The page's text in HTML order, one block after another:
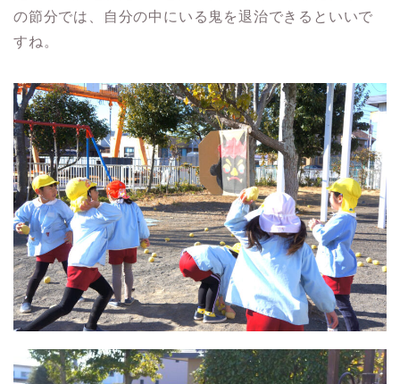
の節分では、自分の中にいる鬼を退治できるといいで
すね。